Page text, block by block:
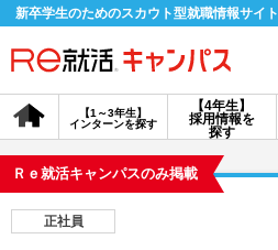
新卒学生のためのスカウト型就職情報サイト
【4年生】
採用情報を
探す
【1～3年生】
インターンを探す
会員登録
探す
Ｒｅ就活キャンパスのみ掲載
正社員